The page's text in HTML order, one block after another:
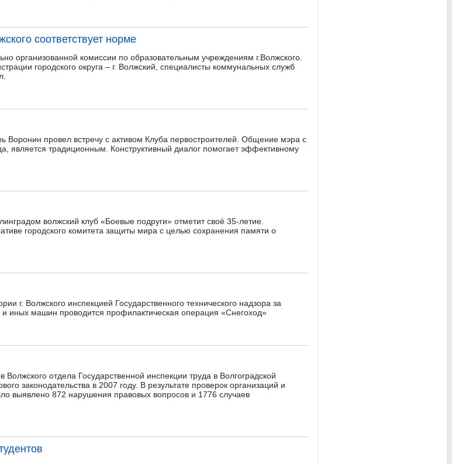
соответствует норме
организованной комиссии по образовательным учреждениям г.Волжского.
городского округа – г. Волжский, специалисты коммунальных служб
Воронин провел встречу с активом Клуба первостроителей. Общение мэра с
является традиционным. Конструктивный диалог помогает эффективному
волжский клуб «Боевые подруги» отметит своё 35-летие.
городского комитета защиты мира с целью сохранения памяти о
г. Волжского инспекцией Государственного технического надзора за
иных машин проводится профилактическая операция «Снегоход»
отдела Государственной инспекции труда в Волгоградской
законодательства в 2007 году. В результате проверок организаций и
выявлено 872 нарушения правовых вопросов и 1776 случаев